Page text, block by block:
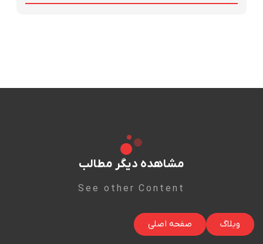
مشاهده دیگر مطالب
See other Content
وبلاگ صفحه اصلی